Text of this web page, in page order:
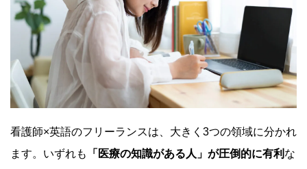
看護師×英語のフリーランスは、大きく3つの領域に分かれ
ます。いずれも
「医療の知識がある人」が圧倒的に有利 な